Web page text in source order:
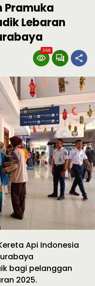
Pramuka
Lebaran
368
Api Indonesia
bagi pelanggan
2025.